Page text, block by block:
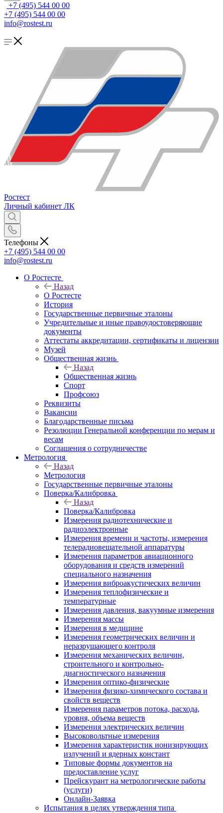
+7 (495) 544 00 00
+7 (495) 544 00 00
info@rostest.ru
Ростест
Личный кабинет ЛК
Телефоны
+7 (495) 544 00 00
info@rostest.ru
О Ростесте
Назад
О Ростесте
История
Государственные первичные эталоны
Учредительные и иные правоудостоверяющие
документы
Аттестаты аккредитации, сертификаты и лицензии
Музей
Общественная жизнь
Назад
Общественная жизнь
Спорт
Профсоюз
Реквизиты
Вакансии
Благодарственные письма
Резолюции Генеральной конференции по мерам и
весам
Соглашения о сотрудничестве
Метрология
Назад
Метрология
Государственные первичные эталоны
Поверка/Калибровка
Назад
Поверка/Калибровка
Измерения радиотехнические и
радиоэлектронные
Измерения времени и частоты, измерения
телерадиовещательной аппаратуры
Измерения параметров авиационного
оборудования и средств измерений
специального назначения
Измерения виброакустических величин
Измерения теплофизические и
температурные
Измерения давления, вакуумные измерения
Измерения массы
Измерения в медицине
Измерения геометрических величин и
неразрушающего контроля
Измерения механических величин,
строительного и контрольно-
диагностического назначения
Измерения оптико-физические
Измерения физико-химического состава и
свойств веществ
Измерения параметров потока, расхода,
уровня, объема веществ
Измерения электрических величин
Высоковольтные измерения
Измерения характеристик ионизирующих
излучений и ядерных констант
Типовые формы документов на
предоставление услуг
Прейскурант на метрологические работы
(услуги)
Онлайн-Заявка
Испытания в целях утверждения типа